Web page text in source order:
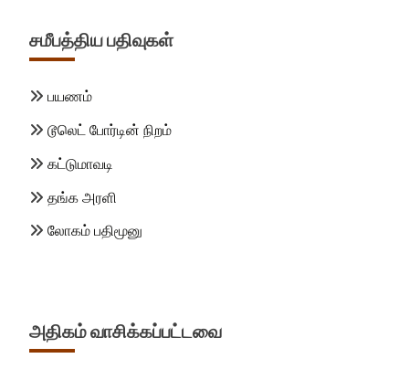
சமீபத்திய பதிவுகள்
பயணம்
டூலெட் போர்டின் நிறம்
கட்டுமாவடி
தங்க அரளி
லோகம் பதிமூனு
அதிகம் வாசிக்கப்பட்டவை